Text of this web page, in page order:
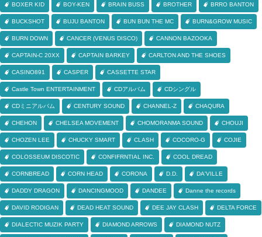
BOXER KID BOY-KEN BRAIN BUSS BROTHER BRRO BANTON
BUCKSHOT BUJU BANTON BUN BUN THE MC BURN&GROW MUSIC
BURN DOWN CANCER (VENUS DISCO) CANNON BAZOOKA
CAPTAIN-C 20XX CAPTAIN BARKEY CARLTON AND THE SHOES
CASINO891 CASPER CASSETTE STAR
Castle Town ENTERTAINMENT CDアルバム CDシングル
CDミニアルバム CENTURY SOUND CHANNEL-Z CHAQURA
CHEHON CHELSEA MOVEMENT CHOMORANMA SOUND CHOUJI
CHOZEN LEE CHUCKY SMART CLASH COCORO-G COJIE
COLOSSEUM DISCOTIC CONFIFRNTIAL INC. COOL DREAD
CORNBREAD CORN HEAD CORONA D.D. DA'VILLE
DADDY DRAGON DANCINGMOOD DANDEE Danne the records
DAVID RODIGAN DEAD HEAT SOUND DEE JAY CLASH DELTA FORCE
DIALECTIC MUZIK PARTY DIAMOND ARROWS DIAMOND NUTZ